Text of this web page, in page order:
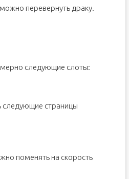
перевернуть драку.
следующие слоты:
следующие страницы
поменять на скорость